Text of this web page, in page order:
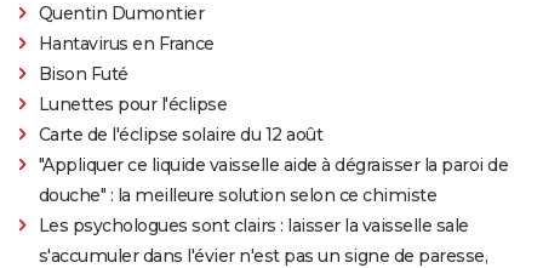
Quentin Dumontier
Hantavirus en France
Bison Futé
Lunettes pour l'éclipse
Carte de l'éclipse solaire du 12 août
"Appliquer ce liquide vaisselle aide à dégraisser la paroi de
douche" : la meilleure solution selon ce chimiste
Les psychologues sont clairs : laisser la vaisselle sale
s'accumuler dans l'évier n'est pas un signe de paresse,